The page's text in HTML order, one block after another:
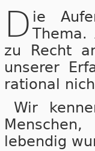
D ie
Thema.
zu Recht
unserer
rational
Wir
lebendig